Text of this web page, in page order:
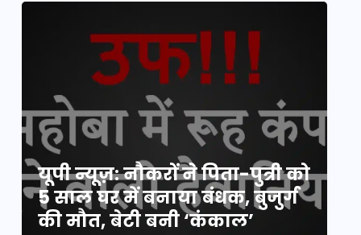
यूपी न्यूज़: नौकरों ने पिता-पुत्री को
5 साल घर में बनाया बंधक, बुजुर्ग
की मौत, बेटी बनी ‘कंकाल’